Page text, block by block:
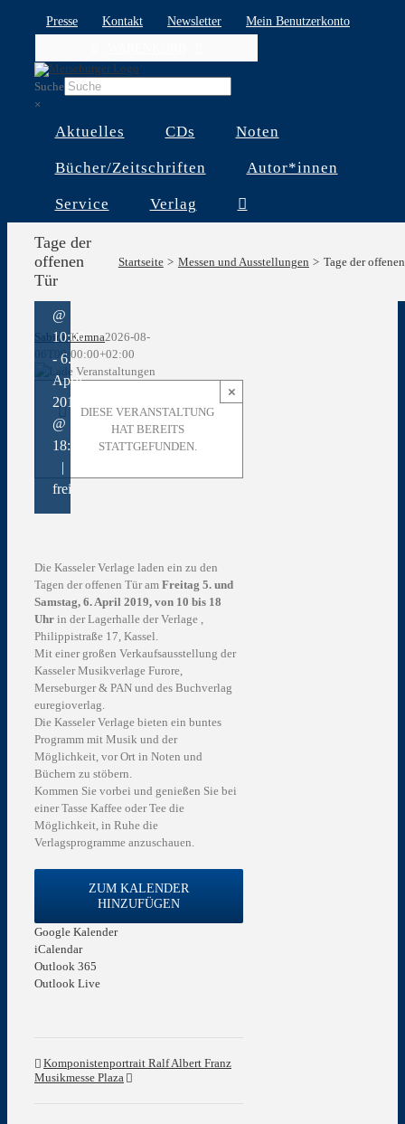
Presse Kontakt Newsletter
Mein Benutzerkonto
Suche
×
Aktuelles CDs Noten
Bücher/Zeitschriften Autor*innen
Service Verlag
Tage der
offenen
Tür
Startseite Messen und Ausstellungen Tage der
Sabine Kemna2026-08-
06T00:00:00+02:00
DIESE VERANSTALTUNG
HAT BEREITS
STATTGEFUNDEN.
×
Tage
offenen
5.
April
@
10:00
- 6.
April
2019
@
18:00
|
frei
Die Kasseler Verlage laden ein zu den
Tagen der offenen Tür am Freitag 5. und
Samstag, 6. April 2019, von 10 bis 18
Uhr in der Lagerhalle der Verlage ,
Philippistraße 17, Kassel.
Mit einer großen Verkaufsausstellung der
Kasseler Musikverlage Furore,
Merseburger & PAN und des Buchverlag
euregioverlag.
Die Kasseler Verlage bieten ein buntes
Programm mit Musik und der
Möglichkeit, vor Ort in Noten und
Büchern zu stöbern.
Kommen Sie vorbei und genießen Sie bei
einer Tasse Kaffee oder Tee die
Möglichkeit, in Ruhe die
Verlagsprogramme anzuschauen.
ZUM KALENDER
HINZUFÜGEN
Google Kalender
iCalendar
Outlook 365
Outlook Live
Komponistenportrait Ralf Albert Franz
Musikmesse Plaza